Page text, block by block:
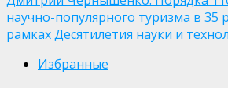
научно-популярного туризма в 35
рамках Десятилетия науки и
Избранные